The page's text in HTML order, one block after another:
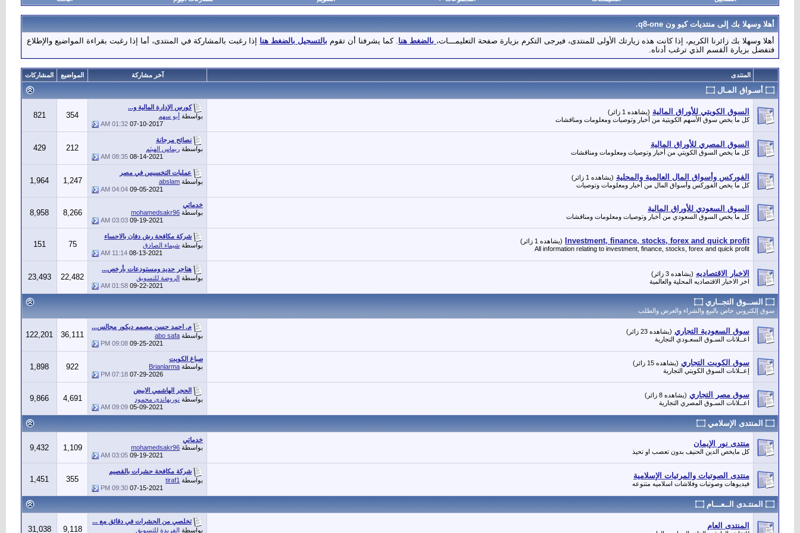
أهلا وسهلا بك إلى منتديات كيو ون q8-one.
أهلا وسهلا بك زائرنا الكريم، إذا كانت هذه زيارتك الأولى للمنتدى، فيرجى التكرم بزيارة صفحة التعليمـــات، بالضغط هنا. كما يشرفنا أن تقوم بالتسجيل بالضغط هنا إذا رغبت بالمشاركة في المنتدى، أما إذا رغبت بقراءة المواضيع والإطلاع
فتفضل بزيارة القسم الذي ترغب أدناه.
المنتدى آخر مشاركة المواضيع المشاركات
۝ أسـواق المـال ۝
السوق الكويتي للأوراق المالية (يشاهده 1 زائر)
كل ما يخص سوق الأسهم الكويتية من أخبار وتوصيات ومعلومات ومناقشات
كورس الإدارة المالية و...
بواسطة أبو سهم
07-10-2017
01:32 AM
354
821
السوق المصري للأوراق المالية
كل ما يخص السوق الكويتي من أخبار وتوصيات ومعلومات ومناقشات
نصائح مرجانة
بواسطة ريماس الهيثم
08-14-2021
08:35 AM
212
429
الفوركس وأسواق المال العالمية والمحلية (يشاهده 1 زائر)
كل ما يخص الفوركس وأسواق المال من أخبار ومعلومات وتوصيات
عمليات التخسيس في مصر
بواسطة abslam
09-05-2021
04:04 AM
1,247
1,964
السوق السعودي للأوراق المالية
كل ما يخص السوق السعودي من أخبار وتوصيات ومعلومات ومناقشات
خدماتي
بواسطة mohamedsakr96
09-19-2021
03:03 AM
8,266
8,958
Investment, finance, stocks, forex and quick profit
(يشاهده 1 زائر)
All information relating to investment, finance, stocks, forex and quick profit
شركة مكافحة رش دفان بالاحساء
بواسطة شيماء الصادق
08-13-2021
11:14 AM
75
151
الاخبار الاقتصاديه (يشاهده 3 زائر)
اخر الاخبار الاقتصاديه المحلية والعالمية
هناجر حديد ومستودعات بأرخص...
بواسطة الروضة للتسويق
09-22-2021
01:58 AM
22,482
23,493
۝ الســوق التجــاري ۝
سوق إلكتروني خاص بالبيع والشراء والعرض والطلب
سوق السعودية التجاري (يشاهده 23 زائر)
اعــلانات السـوق السعـودي التجارية
م. احمد حسن مصمم ديكور مجالس...
بواسطة abo safa
09-25-2021
09:08 PM
36,111
122,201
سوق الكويت التجاري (يشاهده 15 زائر)
إعــلانات السوق الكويتي التجارية
صباغ الكويت
بواسطة Brianlarma
07-29-2026
07:18 PM
922
1,898
سوق مصر التجاري (يشاهده 8 زائر)
اعــلانات السـوق المصري التجارية
الحجر الهاشمي الابيض
بواسطة نوريهاندى محمود
05-09-2021
09:09 AM
4,691
9,866
۝ المنتدى الإسلامي ۝
منتدى نور الإيمان
كل مايخص الدين الحنيف بدون تعصب او تحيذ
خدماتي
بواسطة mohamedsakr96
09-19-2021
03:05 AM
1,109
9,432
منتدى الصوتيات والمرئيات الإسلامية
فيديوهات وصوتيات وفلاشات اسلاميه متنوعه
شركة مكافحة حشرات بالقصيم
بواسطة tiraf1
07-15-2021
09:30 PM
355
1,451
۝ المنتـدى الــعـــام ۝
المنتدى العام
تخلصي من الحشرات في دقائق مع ...
بواسطة الفريدة للتسويق 9,118
31,038